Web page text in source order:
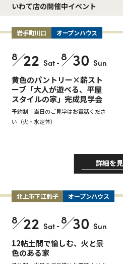
いわて店の開催中イベント
岩手町川口 オープンハウス
8 22 Sat- 8 30 Sun
黄色のパントリー×薪スト
ーブ「大人が遊べる、平屋
スタイルの家」完成見学会
予約制｜当日のご見学はお電話くださ
い（火・水定休）
詳細を
北上市下江釣子 オープンハウス
8 22 Sat- 8 30 Sun
12帖土間で愉しむ、火と景
色のある家